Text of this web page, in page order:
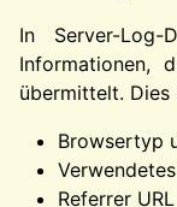
In Server-Log-
Informationen,
übermittelt. Dies
Browsertyp
Referrer URL